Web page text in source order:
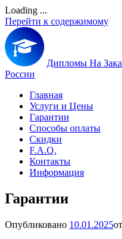
Loading ...
Перейти к содержимому
Дипломы На
России
Главная
Услуги и Цены
Гарантии
Способы оплаты
Скидки
F.A.Q.
Контакты
Информация
Гарантии
Опубликовано 10.01.2025от